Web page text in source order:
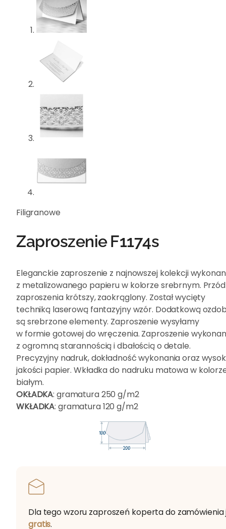
Filigranowe
Zaproszenie F1174s
Eleganckie zaproszenie z najnowszej kolekcji
z metalizowanego papieru w kolorze srebrnym. Przód
zaproszenia krótszy, zaokrąglony. Został wycięty
techniką laserową fantazyjny wzór. Dodatkową
są srebrzone elementy. Zaproszenie wysyłamy
w formie gotowej do wręczenia. Zaproszenie
z ogromną starannością i dbałością o detale.
Precyzyjny nadruk, dokładność wykonania oraz
jakości papier. Wkładka do nadruku matowa w
białym.
OKŁADKA: gramatura 250 g/m2
WKŁADKA: gramatura 120 g/m2
Dla tego wzoru zaproszeń koperta do zamówienia
gratis.